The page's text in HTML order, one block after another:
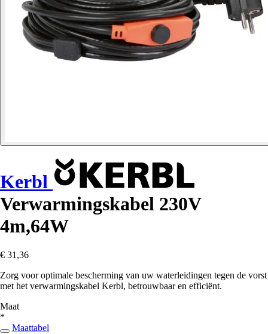
Kerbl
Verwarmingskabel 230V
4m,64W
€ 31,36
Zorg voor optimale bescherming van uw waterleidingen tegen de vorst
met het verwarmingskabel Kerbl, betrouwbaar en efficiënt.
Maat
*
Maattabel